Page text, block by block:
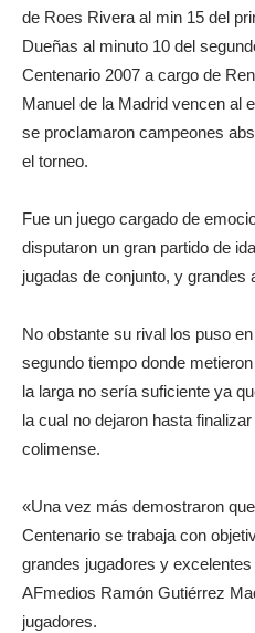
de Roes Rivera al min 15 del
Dueñas al minuto 10 del
Centenario 2007 a cargo de
Manuel de la Madrid vencen al
se proclamaron campeones
el torneo.
Fue un juego cargado de
disputaron un gran partido de
jugadas de conjunto, y grandes
No obstante su rival los puso
segundo tiempo donde
la larga no sería suficiente ya
la cual no dejaron hasta
colimense.
«Una vez más demostraron
Centenario se trabaja con
grandes jugadores y
AFmedios Ramón Gutiérrez
jugadores.